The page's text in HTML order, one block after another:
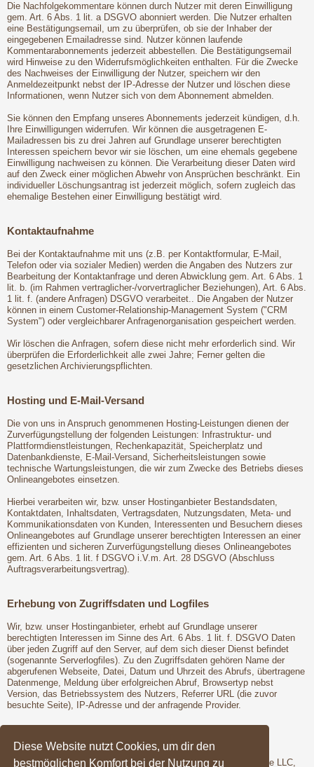
Diese Website nutzt Cookies, um dir den
bestmöglichen Komfort bei der Nutzung zu
Die Nachfolgekommentare können durch Nutzer mit deren Einwilligung
gem. Art. 6 Abs. 1 lit. a DSGVO abonniert werden. Die Nutzer erhalten
eine Bestätigungsemail, um zu überprüfen, ob sie der Inhaber der
eingegebenen Emailadresse sind. Nutzer können laufende
Kommentarabonnements jederzeit abbestellen. Die Bestätigungsemail
wird Hinweise zu den Widerrufsmöglichkeiten enthalten. Für die Zwecke
des Nachweises der Einwilligung der Nutzer, speichern wir den
Anmeldezeitpunkt nebst der IP-Adresse der Nutzer und löschen diese
Informationen, wenn Nutzer sich von dem Abonnement abmelden.
Sie können den Empfang unseres Abonnements jederzeit kündigen, d.h.
Ihre Einwilligungen widerrufen. Wir können die ausgetragenen E-
Mailadressen bis zu drei Jahren auf Grundlage unserer berechtigten
Interessen speichern bevor wir sie löschen, um eine ehemals gegebene
Einwilligung nachweisen zu können. Die Verarbeitung dieser Daten wird
auf den Zweck einer möglichen Abwehr von Ansprüchen beschränkt. Ein
individueller Löschungsantrag ist jederzeit möglich, sofern zugleich das
ehemalige Bestehen einer Einwilligung bestätigt wird.
Kontaktaufnahme
Bei der Kontaktaufnahme mit uns (z.B. per Kontaktformular, E-Mail,
Telefon oder via sozialer Medien) werden die Angaben des Nutzers zur
Bearbeitung der Kontaktanfrage und deren Abwicklung gem. Art. 6 Abs. 1
lit. b. (im Rahmen vertraglicher-/vorvertraglicher Beziehungen), Art. 6 Abs.
1 lit. f. (andere Anfragen) DSGVO verarbeitet.. Die Angaben der Nutzer
können in einem Customer-Relationship-Management System ("CRM
System") oder vergleichbarer Anfragenorganisation gespeichert werden.
Wir löschen die Anfragen, sofern diese nicht mehr erforderlich sind. Wir
überprüfen die Erforderlichkeit alle zwei Jahre; Ferner gelten die
gesetzlichen Archivierungspflichten.
Hosting und E-Mail-Versand
Die von uns in Anspruch genommenen Hosting-Leistungen dienen der
Zurverfügungstellung der folgenden Leistungen: Infrastruktur- und
Plattformdienstleistungen, Rechenkapazität, Speicherplatz und
Datenbankdienste, E-Mail-Versand, Sicherheitsleistungen sowie
technische Wartungsleistungen, die wir zum Zwecke des Betriebs dieses
Onlineangebotes einsetzen.
Hierbei verarbeiten wir, bzw. unser Hostinganbieter Bestandsdaten,
Kontaktdaten, Inhaltsdaten, Vertragsdaten, Nutzungsdaten, Meta- und
Kommunikationsdaten von Kunden, Interessenten und Besuchern dieses
Onlineangebotes auf Grundlage unserer berechtigten Interessen an einer
effizienten und sicheren Zurverfügungstellung dieses Onlineangebotes
gem. Art. 6 Abs. 1 lit. f DSGVO i.V.m. Art. 28 DSGVO (Abschluss
Auftragsverarbeitungsvertrag).
Erhebung von Zugriffsdaten und Logfiles
Wir, bzw. unser Hostinganbieter, erhebt auf Grundlage unserer
berechtigten Interessen im Sinne des Art. 6 Abs. 1 lit. f. DSGVO Daten
über jeden Zugriff auf den Server, auf dem sich dieser Dienst befindet
(sogenannte Serverlogfiles). Zu den Zugriffsdaten gehören Name der
abgerufenen Webseite, Datei, Datum und Uhrzeit des Abrufs, übertragene
Datenmenge, Meldung über erfolgreichen Abruf, Browsertyp nebst
Version, das Betriebssystem des Nutzers, Referrer URL (die zuvor
besuchte Seite), IP-Adresse und der anfragende Provider.
Google Fonts
Wir binden die Schriftarten ("Google Fonts") des Anbieters Google LLC,